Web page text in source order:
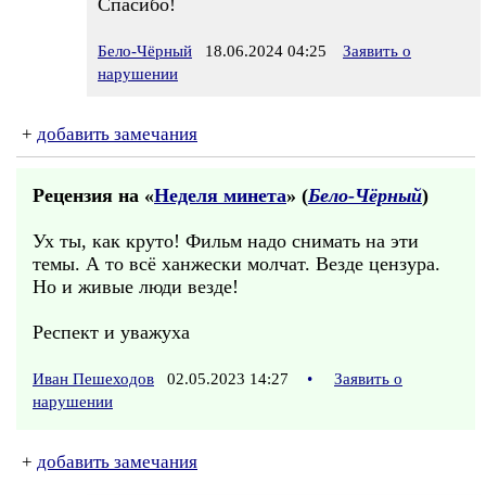
Спасибо!
Бело-Чёрный 18.06.2024 04:25
Заявить о
нарушении
+ добавить замечания
Рецензия на «Неделя минета» (Бело-Чёрный)
Ух ты, как круто! Фильм надо снимать на эти
темы. А то всё ханжески молчат. Везде цензура.
Но и живые люди везде!
Респект и уважуха
Иван Пешеходов 02.05.2023 14:27 •
Заявить о
нарушении
+ добавить замечания